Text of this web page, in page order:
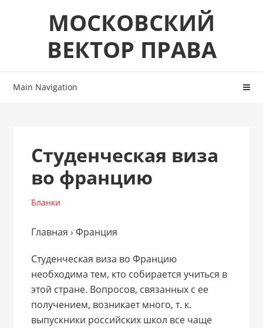
МОСКОВСКИЙ
ВЕКТОР ПРАВА
Main Navigation
Студенческая виза
во францию
Бланки
Главная › Франция
Студенческая виза во Францию
необходима тем, кто собирается учиться в
этой стране. Вопросов, связанных с ее
получением, возникает много, т. к.
выпускники российских школ все чаще